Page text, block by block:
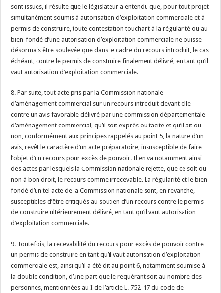
sont issues, il résulte que le législateur a entendu que, pour tout projet
simultanément soumis à autorisation d’exploitation commerciale et à
permis de construire, toute contestation touchant à la régularité ou au
bien-fondé d’une autorisation d’exploitation commerciale ne puisse
désormais être soulevée que dans le cadre du recours introduit, le cas
échéant, contre le permis de construire finalement délivré, en tant qu’il
vaut autorisation d’exploitation commerciale.
8. Par suite, tout acte pris par la Commission nationale
d’aménagement commercial sur un recours introduit devant elle
contre un avis favorable délivré par une commission départementale
d’aménagement commercial, qu’il soit exprès ou tacite et qu’il ait ou
non, conformément aux principes rappelés au point 5, la nature d’un
avis, revêt le caractère d’un acte préparatoire, insusceptible de faire
l’objet d’un recours pour excès de pouvoir. Il en va notamment ainsi
des actes par lesquels la Commission nationale rejette, que ce soit ou
non à bon droit, le recours comme irrecevable. La régularité et le bien
fondé d’un tel acte de la Commission nationale sont, en revanche,
susceptibles d’être critiqués au soutien d’un recours contre le permis
de construire ultérieurement délivré, en tant qu’il vaut autorisation
d’exploitation commerciale.
9. Toutefois, la recevabilité du recours pour excès de pouvoir contre
un permis de construire en tant qu’il vaut autorisation d’exploitation
commerciale est, ainsi qu’il a été dit au point 6, notamment soumise à
la double condition, d’une part que le requérant soit au nombre des
personnes, mentionnées au I de l’article L. 752-17 du code de